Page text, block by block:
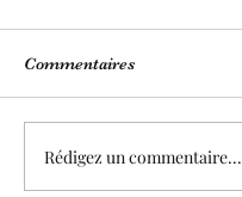
Commentaires
Rédigez un commentaire...